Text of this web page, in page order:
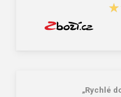
„Rychlé